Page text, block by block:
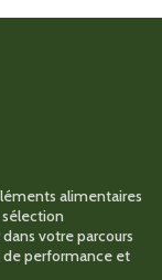
alimentaires
votre parcours
de performance et